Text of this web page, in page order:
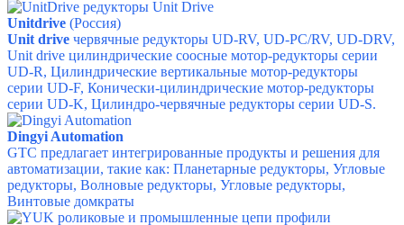
Unitdrive (Россия)
Unit drive червячные редукторы UD-RV, UD-PC/RV, UD-DRV,
Unit drive цилиндрические соосные мотор-редукторы серии
UD-R, Цилиндрические вертикальные мотор-редукторы
серии UD-F, Конически-цилиндрические мотор-редукторы
серии UD-K, Цилиндро-червячные редукторы серии UD-S.
Dingyi Automation
GTC предлагает интегрированные продукты и решения для
автоматизации, такие как: Планетарные редукторы, Угловые
редукторы, Волновые редукторы, Угловые редукторы,
Винтовые домкраты